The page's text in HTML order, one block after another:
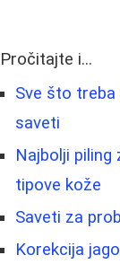
Pročitajte i...
Sve što
saveti
Najbolji piling
tipove kože
Saveti za
Korekcija